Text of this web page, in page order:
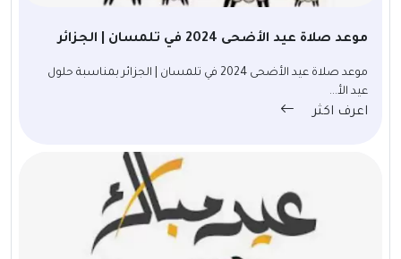
موعد صلاة عيد الأضحى 2024 في تلمسان | الجزائر
موعد صلاة عيد الأضحى 2024 في تلمسان | الجزائر بمناسبة حلول
عيد الأ...
اعرف اكثر